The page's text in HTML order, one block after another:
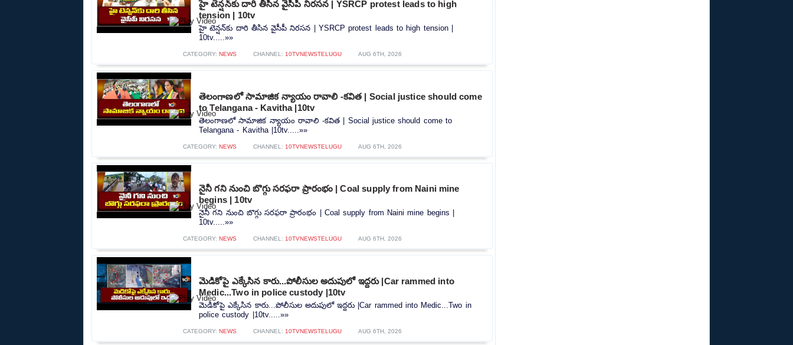
హై టెన్షన్‌కు దారి తీసిన వైసీపీ నిరసన | YSRCP protest leads to high
tension | 10tv
హై టెన్షన్‌కు దారి తీసిన వైసీపీ నిరసన | YSRCP protest leads to high tension |
10tv.....»»
CATEGORY: NEWS CHANNEL: 10TVNEWSTELUGU AUG 6TH, 2026
తెలంగాణలో సామాజిక న్యాయం రావాలి -కవిత | Social justice should come
to Telangana - Kavitha |10tv
తెలంగాణలో సామాజిక న్యాయం రావాలి -కవిత | Social justice should come to
Telangana - Kavitha |10tv.....»»
CATEGORY: NEWS CHANNEL: 10TVNEWSTELUGU AUG 6TH, 2026
నైనీ గని నుంచి బొగ్గు సరఫరా ప్రారంభం | Coal supply from Naini mine
begins | 10tv
నైనీ గని నుంచి బొగ్గు సరఫరా ప్రారంభం | Coal supply from Naini mine begins |
10tv.....»»
CATEGORY: NEWS CHANNEL: 10TVNEWSTELUGU AUG 6TH, 2026
మెడికోపై ఎక్కేసిన కారు...పోలీసుల అదుపులో ఇద్దరు |Car rammed into
Medic...Two in police custody |10tv
మెడికోపై ఎక్కేసిన కారు...పోలీసుల అదుపులో ఇద్దరు |Car rammed into Medic...Two in
police custody |10tv.....»»
CATEGORY: NEWS CHANNEL: 10TVNEWSTELUGU AUG 6TH, 2026